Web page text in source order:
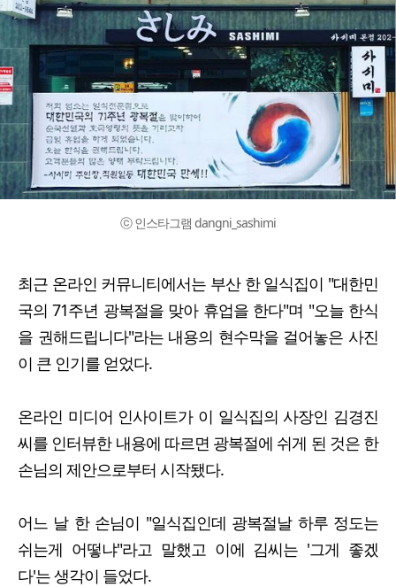
ⓒ 인스타그램 dangni_sashimi
최근 온라인 커뮤니티에서는 부산 한 일식집이 "대한민
국의 71주년 광복절을 맞아 휴업을 한다"며 "오늘 한식
을 권해드립니다"라는 내용의 현수막을 걸어놓은 사진
이 큰 인기를 얻었다.
온라인 미디어 인사이트가 이 일식집의 사장인 김경진
씨를 인터뷰한 내용에 따르면 광복절에 쉬게 된 것은 한
손님의 제안으로부터 시작됐다.
어느 날 한 손님이 "일식집인데 광복절날 하루 정도는
쉬는게 어떻냐"라고 말했고 이에 김씨는 '그게 좋겠
다'는 생각이 들었다.